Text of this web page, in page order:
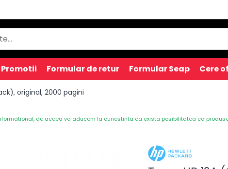
Promotii Formular de retur Formular Seap Cere
original, 2000 pagini
de accea va aducem la cunostinta ca exista posibilitatea ca